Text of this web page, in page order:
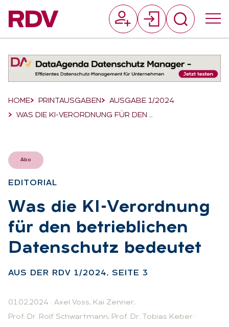
Breadcrumb-Navigation
HOME PRINTAUSGABEN
AUSGABE 1/2024
WAS DIE KI-VERORDNUNG FÜR DEN …
Abo
EDI­TO­RI­AL
:
Was die KI-Ver­ord­nung
für den be­trieb­li­chen
Da­ten­schutz be­deu­tet
AUS DER RDV 1/2024, SEI­TE 3
01.02.2024 · Axel Voss, Kai Zenner,
Prof. Dr. Rolf Schwartmann, Prof. Dr. Tobias Keber ·